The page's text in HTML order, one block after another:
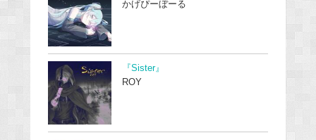
かげぴーぼーる
『Sister』
ROY